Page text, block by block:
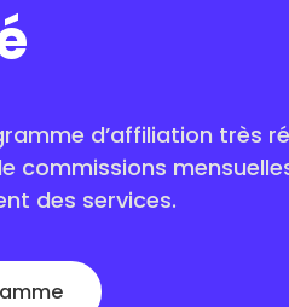
d’affiliation très
commissions
des services.